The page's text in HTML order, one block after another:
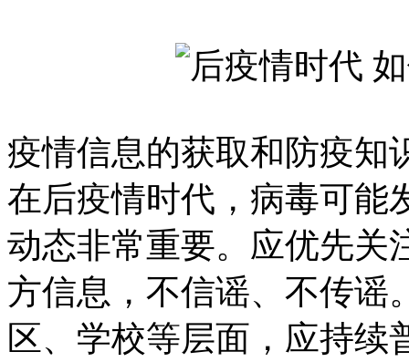
疫情信息的获取和防疫知
在后疫情时代，病毒可能
动态非常重要。应优先关
方信息，不信谣、不传谣
区、学校等层面，应持续